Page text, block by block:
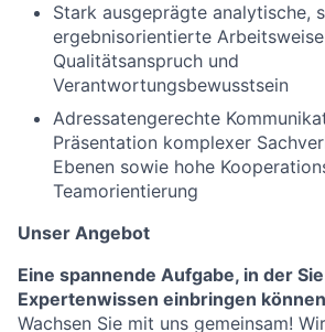
Stark ausgeprägte analytische,
ergebnisorientierte
Qualitätsanspruch und
Verantwortungsbewusstsein
Adressatengerechte
Präsentation komplexer
Ebenen sowie hohe
Teamorientierung
Unser Angebot
Eine spannende Aufgabe, in der
Expertenwissen einbringen können
Wachsen Sie mit uns gemeinsam!